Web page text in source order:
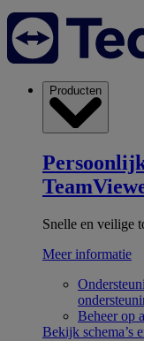
Producten
Snelle en veilige
Meer informatie
Beheer op
Bekijk schema’s